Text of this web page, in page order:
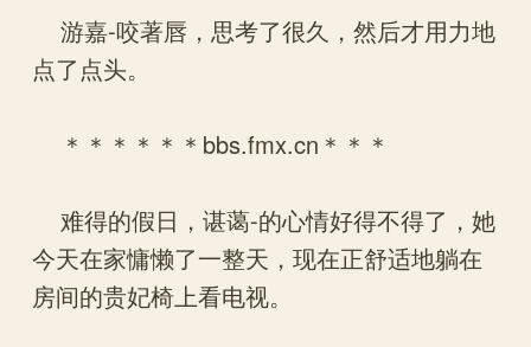
游嘉-咬著唇，思考了很久，然后才用力地
点了点头。
＊＊＊＊＊＊bbs.fmx.cn＊＊＊
难得的假日，谌蔼-的心情好得不得了，她
今天在家慵懒了一整天，现在正舒适地躺在
房间的贵妃椅上看电视。